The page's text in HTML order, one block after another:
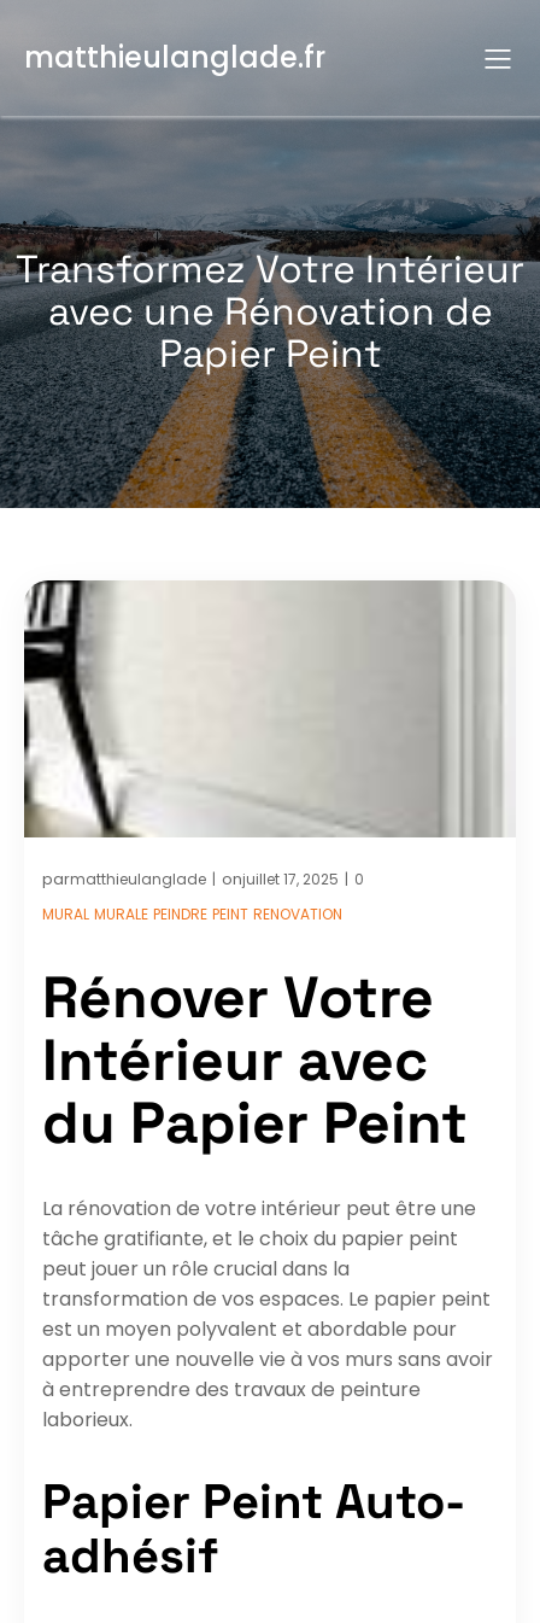
contenu
matthieulanglade.fr
Transformez Votre Intérieur
avec une Rénovation de
Papier Peint
parmatthieulanglade | onjuillet 17, 2025 | 0
MURAL MURALE PEINDRE PEINT RENOVATION
Rénover Votre
Intérieur avec
du Papier Peint
La rénovation de votre intérieur peut être une
tâche gratifiante, et le choix du papier peint
peut jouer un rôle crucial dans la
transformation de vos espaces. Le papier peint
est un moyen polyvalent et abordable pour
apporter une nouvelle vie à vos murs sans avoir
à entreprendre des travaux de peinture
laborieux.
Papier Peint Auto-
adhésif